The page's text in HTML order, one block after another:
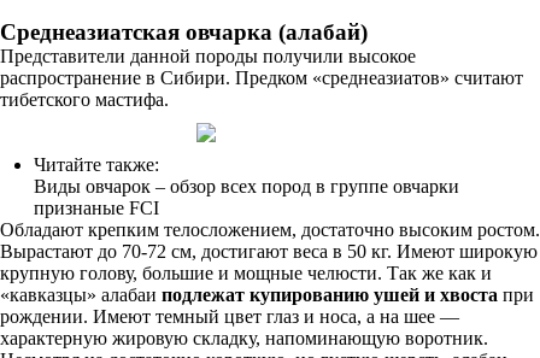
Среднеазиатская овчарка (алабай)
Представители данной породы получили высокое
распространение в Сибири. Предком «среднеазиатов» считают
тибетского мастифа.
Читайте также:
Виды овчарок – обзор всех пород в группе овчарки
признаные FCI
Обладают крепким телосложением, достаточно высоким ростом.
Вырастают до 70-72 см, достигают веса в 50 кг. Имеют широкую
крупную голову, большие и мощные челюсти. Так же как и
«кавказцы» алабаи подлежат купированию ушей и хвоста при
рождении. Имеют темный цвет глаз и носа, а на шее —
характерную жировую складку, напоминающую воротник.